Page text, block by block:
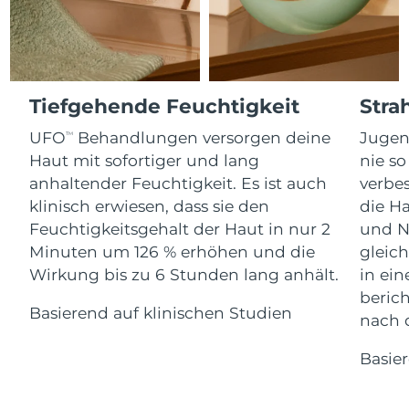
Tiefgehende Feuchtigkeit
UFOTM
Behandlungen versorgen deine
Haut mit sofortiger und lang
anhaltender Feuchtigkeit. Es ist auch
klinisch erwiesen, dass sie den
Feuchtigkeitsgehalt der Haut in nur 2
Minuten um 126 % erhöhen und die
Wirkung bis zu 6 Stunden lang anhält.
Basierend auf klinischen Studien
nie
die
und
in
nach
For healthy hair
Kosmetik Männer
Kaufe alles
FOREO APP
ÜBER
Gibraltar
Erwartete Lieferung
13/08/2026
Griechenland
Erwartete Lieferung
09/08/2026
Sonderverwaltungsregion
Hongkong
10/08/2026
Ungarn
Erwartete Lieferung
09/08/2026
Island
Erwartete Lieferung
10/08/2026
Erwartete Lieferung
09/08/2026